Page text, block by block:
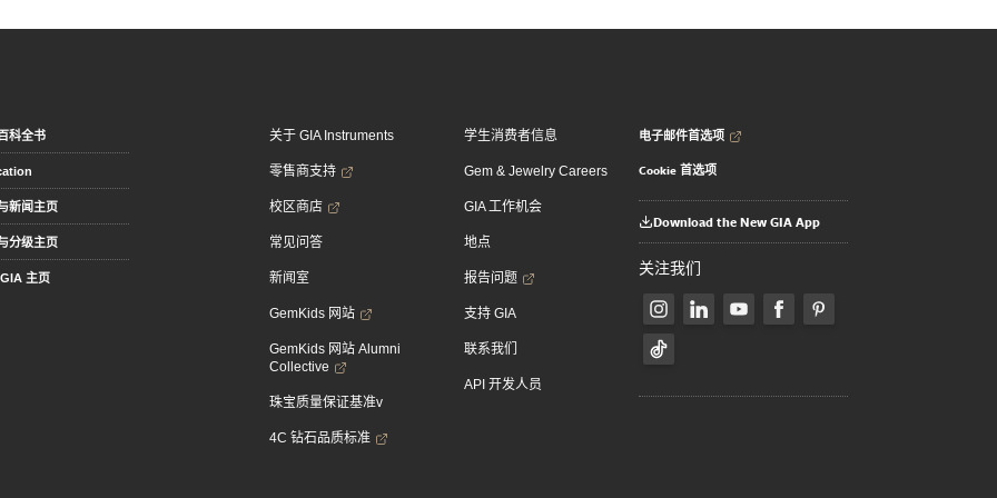
科全书
新闻主页
分级主页
主页
关于 GIA Instruments
零售商支持
校区商店
常见问答
新闻室
GemKids 网站
GemKids 网站 Alumni
Collective
珠宝质量保证基准v
4C 钻石品质标准
学生消费者信息
Gem & Jewelry Careers
GIA 工作机会
地点
报告问题
支持 GIA
联系我们
API 开发人员
电子邮件首选项
Cookie 首选项
Download the New GIA App
关注我们